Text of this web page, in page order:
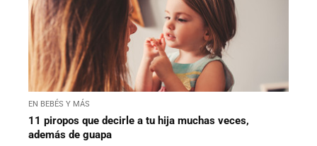
EN BEBÉS Y MÁS
11 piropos que decirle a tu hija muchas veces,
además de guapa